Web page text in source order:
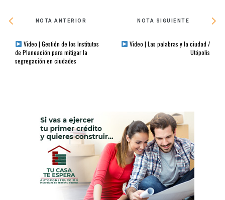
NOTA ANTERIOR
Video | Gestión de los Institutos
de Planeación para mitigar la
segregación en ciudades
NOTA SIGUIENTE
Video | Las palabras y la ciudad /
Utópolis